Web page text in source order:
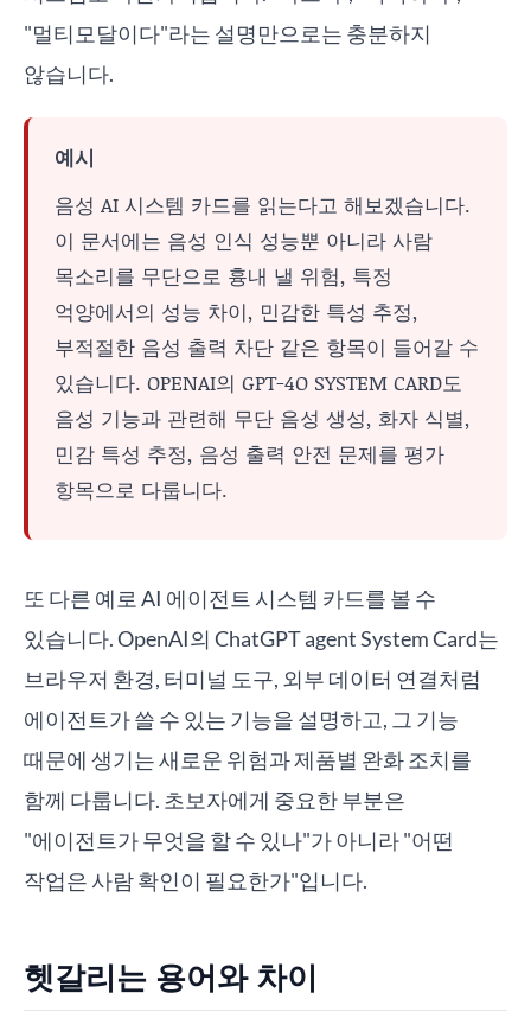
"멀티모달이다"라는 설명만으로는 충분하지
않습니다.
예시
음성 AI 시스템 카드를 읽는다고 해보겠습니다.
이 문서에는 음성 인식 성능뿐 아니라 사람
목소리를 무단으로 흉내 낼 위험, 특정
억양에서의 성능 차이, 민감한 특성 추정,
부적절한 음성 출력 차단 같은 항목이 들어갈 수
있습니다. OPENAI의 GPT-4O SYSTEM CARD도
음성 기능과 관련해 무단 음성 생성, 화자 식별,
민감 특성 추정, 음성 출력 안전 문제를 평가
항목으로 다룹니다.
또 다른 예로 AI 에이전트 시스템 카드를 볼 수
있습니다. OpenAI의 ChatGPT agent System Card는
브라우저 환경, 터미널 도구, 외부 데이터 연결처럼
에이전트가 쓸 수 있는 기능을 설명하고, 그 기능
때문에 생기는 새로운 위험과 제품별 완화 조치를
함께 다룹니다. 초보자에게 중요한 부분은
"에이전트가 무엇을 할 수 있나"가 아니라 "어떤
작업은 사람 확인이 필요한가"입니다.
헷갈리는 용어와 차이